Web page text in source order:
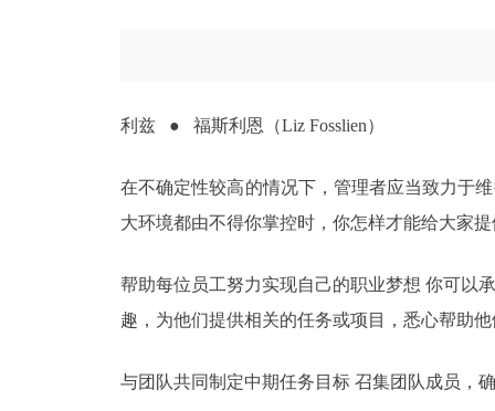
利兹 ● 福斯利恩（Liz Fosslien）
在不确定性较高的情况下，管理者应当致力于
大环境都由不得你掌控时，你怎样才能给大家
帮助每位员工努力实现自己的职业梦想 你可以
趣，为他们提供相关的任务或项目，悉心帮助
与团队共同制定中期任务目标 召集团队成员，